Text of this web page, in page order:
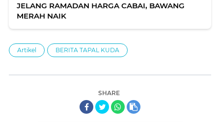
JELANG RAMADAN HARGA CABAI, BAWANG
MERAH NAIK
Artikel BERITA TAPAL KUDA
SHARE